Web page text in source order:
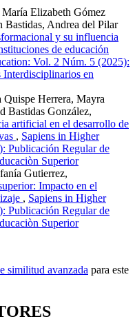
Elizabeth Gómez
Bastidas, Andrea del Pilar
y su influencia
de educación
Vol. 2 Núm. 5 (2025):
en
Herrera, Mayra
Bastidas González,
artificial en el desarrollo de
, Sapiens in Higher
Publicación Regular de
Superior
Gutierrez,
Impacto en el
, Sapiens in Higher
Publicación Regular de
Superior
similitud avanzada para este